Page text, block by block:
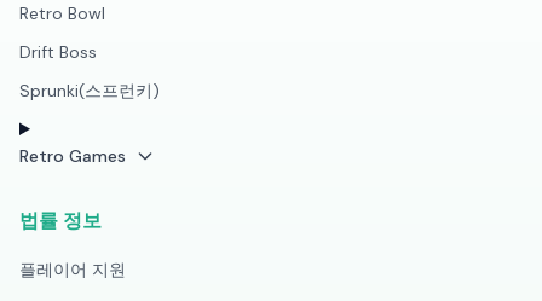
Retro Bowl
Drift Boss
Sprunki(스프런키)
Retro Games
법률 정보
플레이어 지원